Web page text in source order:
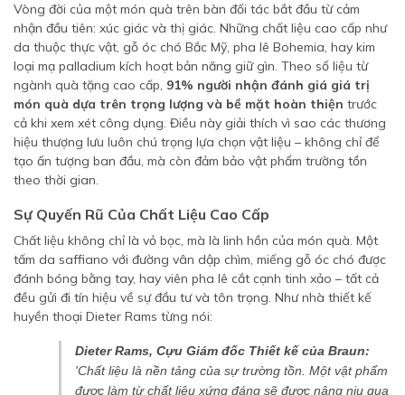
Vòng đời của một món quà trên bàn đối tác bắt đầu từ cảm
nhận đầu tiên: xúc giác và thị giác. Những chất liệu cao cấp như
da thuộc thực vật, gỗ óc chó Bắc Mỹ, pha lê Bohemia, hay kim
loại mạ palladium kích hoạt bản năng giữ gìn. Theo số liệu từ
ngành quà tặng cao cấp, 91% người nhận đánh giá giá trị
món quà dựa trên trọng lượng và bề mặt hoàn thiện trước
cả khi xem xét công dụng. Điều này giải thích vì sao các thương
hiệu thượng lưu luôn chú trọng lựa chọn vật liệu – không chỉ để
tạo ấn tượng ban đầu, mà còn đảm bảo vật phẩm trường tồn
theo thời gian.
Sự Quyến Rũ Của Chất Liệu Cao Cấp
Chất liệu không chỉ là vỏ bọc, mà là linh hồn của món quà. Một
tấm da saffiano với đường vân dập chìm, miếng gỗ óc chó được
đánh bóng bằng tay, hay viên pha lê cắt cạnh tinh xảo – tất cả
đều gửi đi tín hiệu về sự đầu tư và tôn trọng. Như nhà thiết kế
huyền thoại Dieter Rams từng nói:
Dieter Rams, Cựu Giám đốc Thiết kế của Braun:
'Chất liệu là nền tảng của sự trường tồn. Một vật phẩm
được làm từ chất liệu xứng đáng sẽ được nâng niu qua